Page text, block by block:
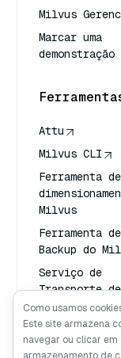
Milvus
Marcar uma
demonstração
Attu
Milvus CLI
Ferramenta de
Milvus
Ferramenta de
Backup do
Serviço de
Transporte de
Vetores (VTS)
Pesquisador
profundo
Como usamos
Este site armazena
navegar ou clicar